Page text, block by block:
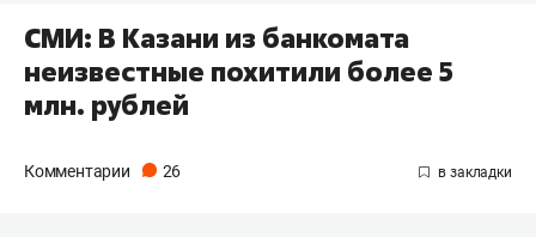
СМИ: В Казани из банкомата
неизвестные похитили более 5
млн. рублей
Комментарии 26